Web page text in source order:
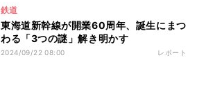
鉄道
東海道新幹線が開業60周年、誕生にまつ
わる「3つの謎」解き明かす
2024/09/22 08:00 レポート